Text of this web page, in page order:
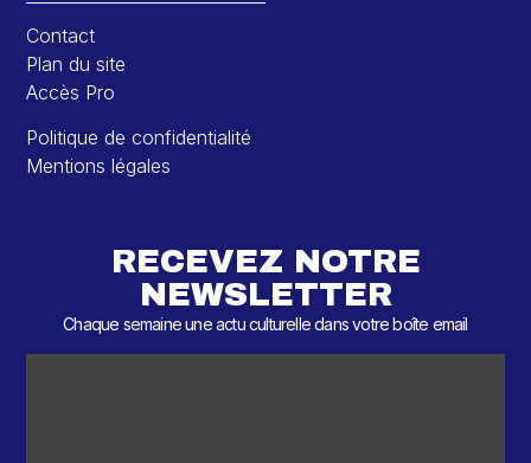
Contact
Plan du site
Accès Pro
Politique de confidentialité
Mentions légales
RECEVEZ NOTRE
NEWSLETTER
Chaque semaine une actu culturelle dans votre boîte email